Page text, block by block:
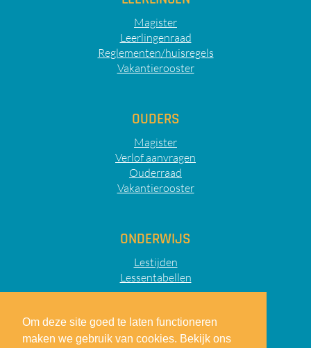
Om deze site goed te laten functioneren
maken we gebruik van cookies. Bekijk ons
Magister
Leerlingenraad
Reglementen/huisregels
Vakantierooster
OUDERS
Magister
Verlof aanvragen
Ouderraad
Vakantierooster
ONDERWIJS
Lestijden
Lessentabellen